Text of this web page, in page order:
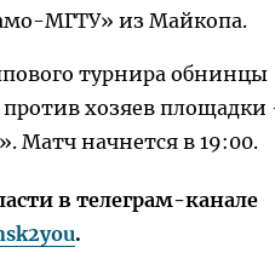
МГТУ» из Майкопа.
турнира обнинцы
против хозяев площадки
Матч начнется в 19:00.
в телеграм-канале
.